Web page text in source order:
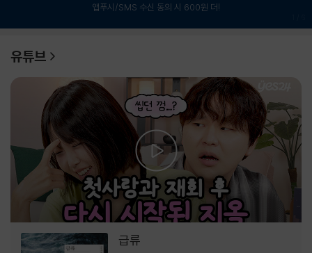
앱푸시/SMS 수신 동의 시 600원 더!
유튜브
급류